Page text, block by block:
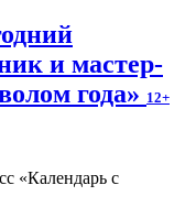
и мастер-
года» 12+